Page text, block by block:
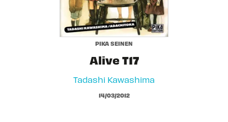
PIKA SEINEN
Alive T17
Tadashi Kawashima
14/03/2012